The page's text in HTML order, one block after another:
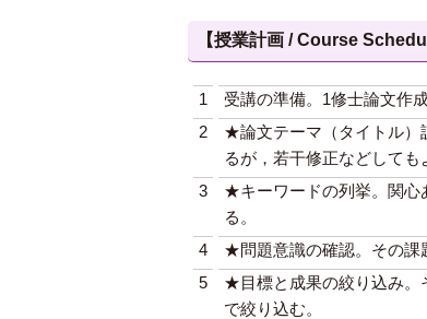
【授業計画 / Course
1
受講の準備。1修士論文作
2
★論文テーマ（タイトル）
るが，若干修正などしても
3
★キーワードの列挙。関心
る。
4
★問題意識の確認。その課
5
★目標と成果の絞り込み。
で絞り込む。